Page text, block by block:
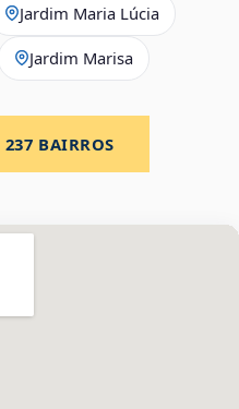
Jardim Maria Lúcia
Jardim Marisa
237 BAIRROS